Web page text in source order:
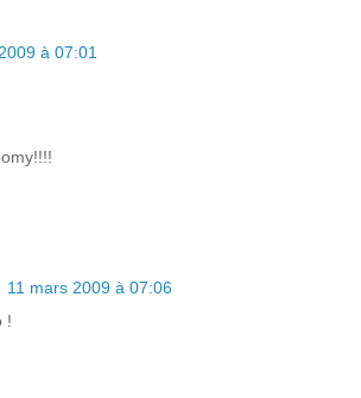
à 07:01
11 mars 2009 à 07:06
!